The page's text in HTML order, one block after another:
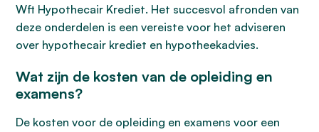
Wft Hypothecair Krediet. Het succesvol afronden van
deze onderdelen is een vereiste voor het adviseren
over hypothecair krediet en hypotheekadvies.
Wat zijn de kosten van de opleiding en
examens?
De kosten voor de opleiding en examens voor een